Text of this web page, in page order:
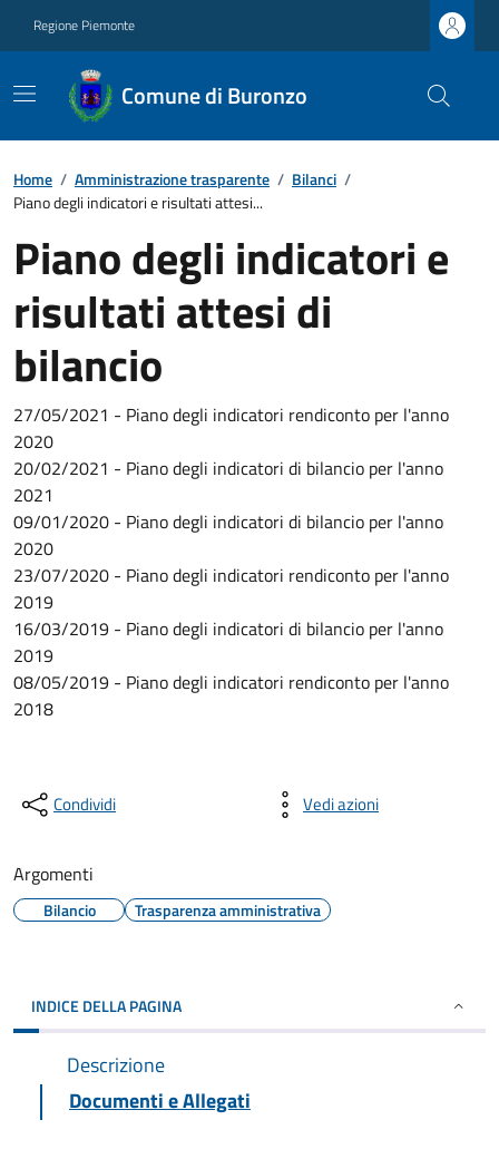
Regione Piemonte
Comune di Buronzo
Home / Amministrazione trasparente / Bilanci /
Piano degli indicatori e risultati attesi...
Piano degli indicatori e
risultati attesi di
bilancio
27/05/2021 - Piano degli indicatori rendiconto per l'anno
2020
20/02/2021 - Piano degli indicatori di bilancio per l'anno
2021
09/01/2020 - Piano degli indicatori di bilancio per l'anno
2020
23/07/2020 - Piano degli indicatori rendiconto per l'anno
2019
16/03/2019 - Piano degli indicatori di bilancio per l'anno
2019
08/05/2019 - Piano degli indicatori rendiconto per l'anno
2018
Condividi Vedi azioni
Argomenti
Bilancio Trasparenza amministrativa
INDICE DELLA PAGINA
Descrizione
Documenti e Allegati